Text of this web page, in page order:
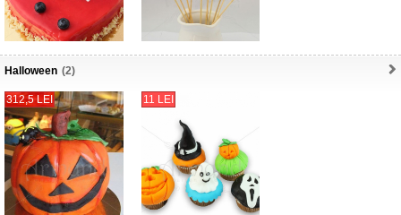
Halloween (2)
312,5 LEI 11 LEI